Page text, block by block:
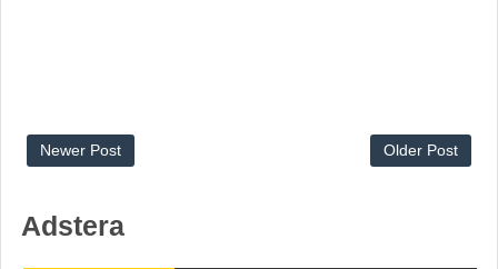
Newer Post Older Post
Adstera